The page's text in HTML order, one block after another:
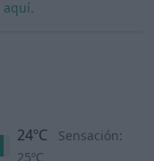
aquí.
24ºC
Sensación:
25ºC